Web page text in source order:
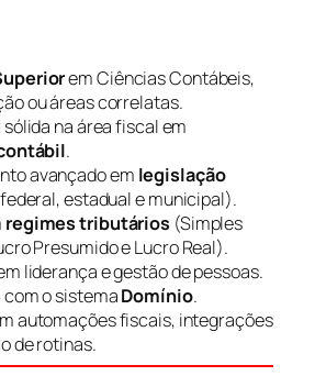
em Ciências Contábeis,
ou áreas correlatas.
na área fiscal em
.
avançado em legislação
estadual e municipal).
regimes tributários (Simples
Presumido e Lucro Real).
liderança e gestão de pessoas.
o sistemaDomínio.
automações fiscais, integrações
de rotinas.